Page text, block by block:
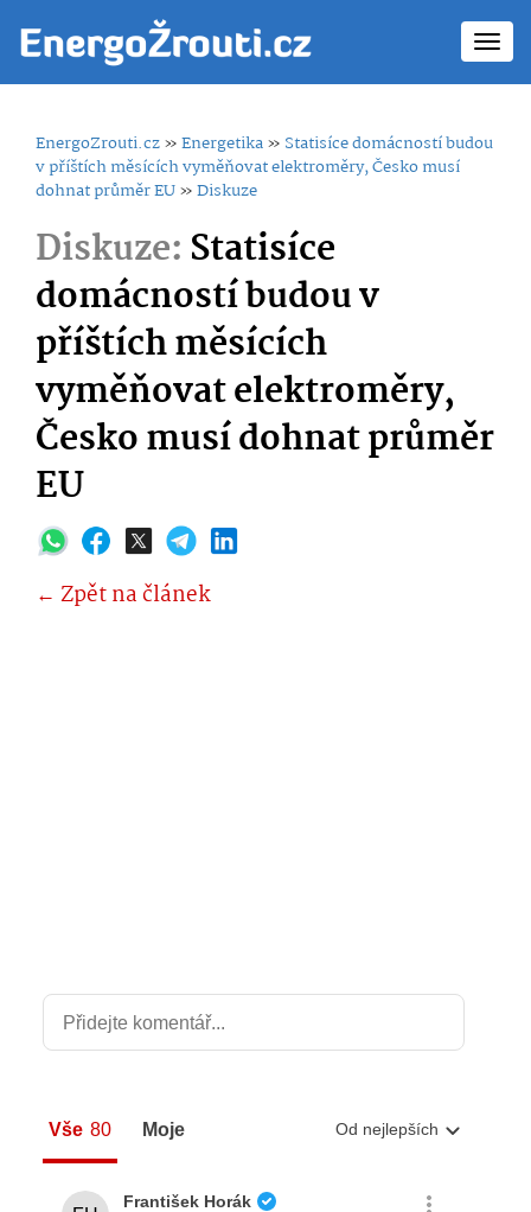
EnergoZrouti.cz»Energetika» Statisíce domácností budou
v příštích měsících vyměňovat elektroměry, Česko musí
dohnat průměr EU»Diskuze
Diskuze: Statisíce
domácností budou v
příštích měsících
vyměňovat elektroměry,
Česko musí dohnat průměr
EU
← Zpět na článek